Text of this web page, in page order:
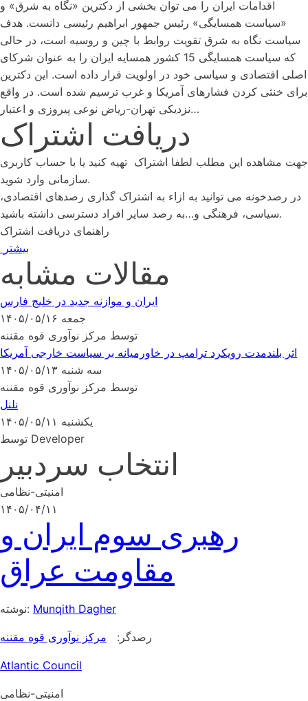
اقدامات ایران را می توان بخشی از دکترین «نگاه به شرق» و
«سیاست همسایگی» رئیس جمهور ابراهیم رئیسی دانست. هدف
سیاست نگاه به شرق تقویت روابط با چین و روسیه است، در حالی
که سیاست همسایگی 15 کشور همسایه ایران را به عنوان شرکای
اصلی اقتصادی و سیاسی خود در اولویت قرار داده است. این دکترین
برای خنثی کردن فشارهای آمریکا و غرب ترسیم شده است. در واقع
نزدیکی تهران-ریاض نوعی پیروزی و اعتبار…
دریافت اشتراک
جهت مشاهده این مطلب لطفا اشتراک تهیه کنید یا با حساب کاربری
سازمانی وارد شوید.
در رصدخونه می توانید به ازاء به اشتراک گذاری رصدهای اقتصادی،
سیاسی، فرهنگی و…به رصد سایر افراد دسترسی داشته باشید.
راهنمای دریافت اشتراک
بیشتر
مقالات مشابه
ایران و موازنه جدید در خلیج فارس
جمعه ۱۴۰۵/۰۵/۱۶
توسط مرکز نوآوری قوه مقننه
اثر بلندمدت رویکرد ترامپ در خاورمیانه بر سیاست خارجی آمریکا
سه شنبه ۱۴۰۵/۰۵/۱۳
توسط مرکز نوآوری قوه مقننه
نلنل
یکشنبه ۱۴۰۵/۰۵/۱۱
توسط Developer
انتخاب سردبیر
امنیتی-نظامی
۱۴۰۵/۰۴/۱۱
رهبری سوم ایران و
مقاومت عراق
نوشته: Munqith Dagher
رصدگر: مرکز نوآوری قوه مقننه
Atlantic Council
امنیتی-نظامی